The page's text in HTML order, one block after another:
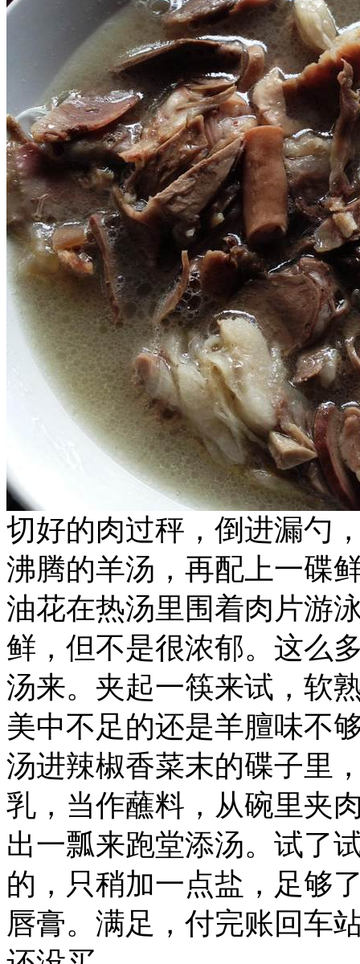
切好的肉过秤，倒进漏勺
沸腾的羊汤，再配上一碟
油花在热汤里围着肉片游
鲜，但不是很浓郁。这么
汤来。夹起一筷来试，软
美中不足的还是羊膻味不
汤进辣椒香菜末的碟子里
乳，当作蘸料，从碗里夹
出一瓢来跑堂添汤。试了
的，只稍加一点盐，足够
唇膏。满足，付完账回车